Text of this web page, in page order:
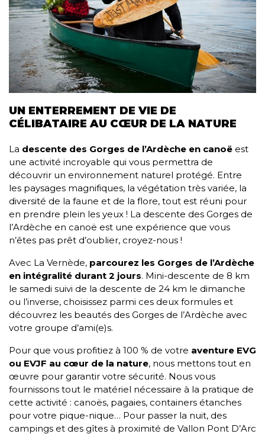
UN ENTERREMENT DE VIE DE
CÉLIBATAIRE AU CŒUR DE LA NATURE
La descente des Gorges de l’Ardèche en canoë est
une activité incroyable qui vous permettra de
découvrir un environnement naturel protégé. Entre
les paysages magnifiques, la végétation très variée, la
diversité de la faune et de la flore, tout est réuni pour
en prendre plein les yeux ! La descente des Gorges de
l’Ardèche en canoë est une expérience que vous
n’êtes pas prêt d’oublier, croyez-nous !
Avec La Vernède, parcourez les Gorges de l’Ardèche
en intégralité durant 2 jours. Mini-descente de 8 km
le samedi suivi de la descente de 24 km le dimanche
ou l’inverse, choisissez parmi ces deux formules et
découvrez les beautés des Gorges de l’Ardèche avec
votre groupe d’ami(e)s.
Pour que vous profitiez à 100 % de votre aventure EVG
ou EVJF au cœur de la nature, nous mettons tout en
œuvre pour garantir votre sécurité. Nous vous
fournissons tout le matériel nécessaire à la pratique de
cette activité : canoës, pagaies, containers étanches
pour votre pique-nique… Pour passer la nuit, des
campings et des gîtes à proximité de Vallon Pont D’Arc